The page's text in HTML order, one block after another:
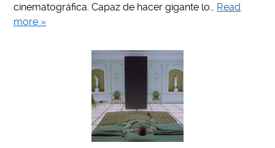
cinematográfica. Capaz de hacer gigante lo… Read
more »